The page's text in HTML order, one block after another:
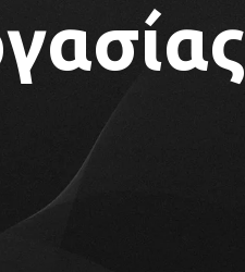
προσφέρει
οργάνωση
εργασίας